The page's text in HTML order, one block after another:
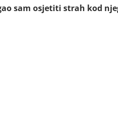
sam osjetiti strah kod